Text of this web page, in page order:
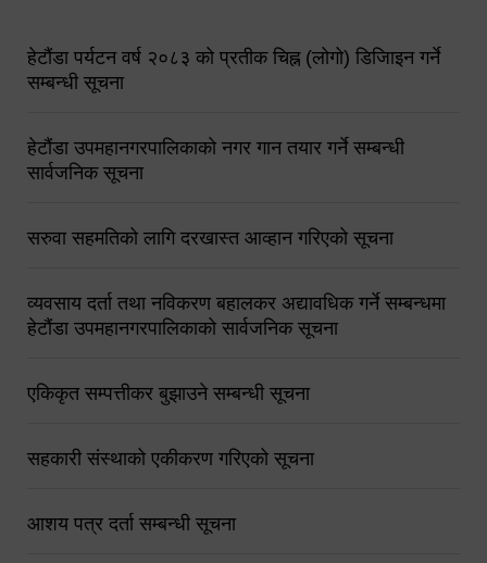
हेटौंडा पर्यटन वर्ष २०८३ को प्रतीक चिह्न (लोगो) डिजिाइन गर्ने
सम्बन्धी सूचना
हेटौंडा उपमहानगरपालिकाको नगर गान तयार गर्ने सम्बन्धी
सार्वजनिक सूचना
सरुवा सहमतिको लागि दरखास्त आव्हान गरिएको सूचना
व्यवसाय दर्ता तथा नविकरण बहालकर अद्यावधिक गर्ने सम्बन्धमा
हेटौंडा उपमहानगरपालिकाको सार्वजनिक सूचना
एकिकृत सम्पत्तीकर बुझाउने सम्बन्धी सूचना
सहकारी संस्थाको एकीकरण गरिएको सूचना
आशय पत्र दर्ता सम्बन्धी सूचना